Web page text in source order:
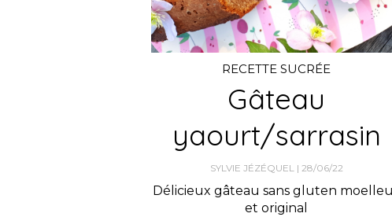
RECETTE SUCRÉE
Gâteau
yaourt/sarrasin
SYLVIE JÉZÉQUEL 28/06/22
Délicieux gâteau sans gluten
et original